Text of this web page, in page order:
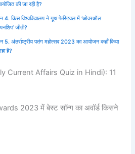
की जा रही है?
4. किस विश्वविद्यालय ने यूथ फेस्टिवल में ‘ओवरऑल
जीती?
5. अंतर्राष्ट्रीय पतंग महोत्सव 2023 का आयोजन कहाँ किया
है?
Current Affairs Quiz in Hindi): 11
2023 में बेस्ट सॉन्ग का अवॉर्ड किसने